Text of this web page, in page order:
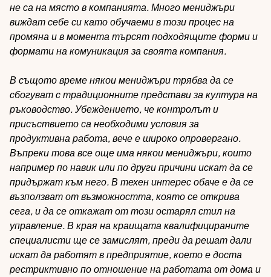
не са на място в компанията. Много мениджъри
виждат себе си като обучаеми в този процес на
промяна и в момента търсят подходящите форми и
формати на комуникация за своята компания.
В същото време някои мениджъри трябва да се
сбогуват с традиционните представи за култура на
ръководство. Убеждението, че контролът и
присъствието са необходими условия за
продуктивна работа, вече е широко опровергано.
Въпреки това все още има някои мениджъри, които
например по навик или по други причини искат да се
придържат към него. В техен интерес обаче е да се
възползват от възможността, която се открива
сега, и да се откажат от този остарял стил на
управление. В края на краищата квалифицираните
специалисти ще се замислят, преди да решат дали
искат да работят в предприятие, което е доста
рестриктивно по отношение на работата от дома и